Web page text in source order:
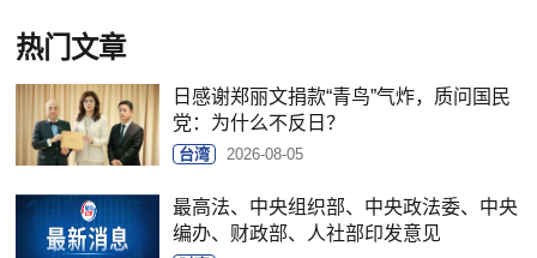
热门文章
日感谢郑丽文捐款“青鸟”气炸，质问国民
党：为什么不反日？
台湾 2026-08-05
最高法、中央组织部、中央政法委、中央
编办、财政部、人社部印发意见